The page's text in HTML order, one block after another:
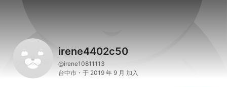
irene4402c50
@irene10811113
台中市・于 2019 年 9 月 加入